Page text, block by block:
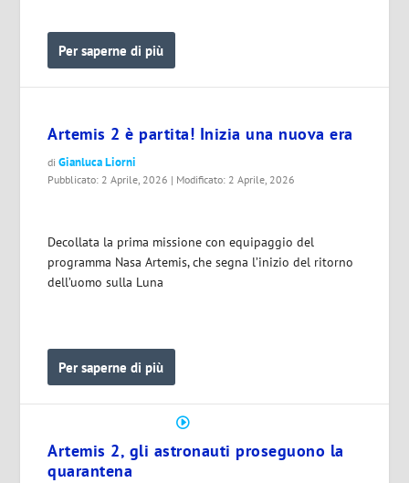
Per saperne di più
Artemis 2 è partita! Inizia una nuova era
diGianluca Liorni
Pubblicato: 2 Aprile, 2026 | Modificato: 2 Aprile, 2026
Decollata la prima missione con equipaggio del
programma Nasa Artemis, che segna l’inizio del ritorno
dell’uomo sulla Luna
Per saperne di più
Artemis 2, gli astronauti proseguono la
quarantena